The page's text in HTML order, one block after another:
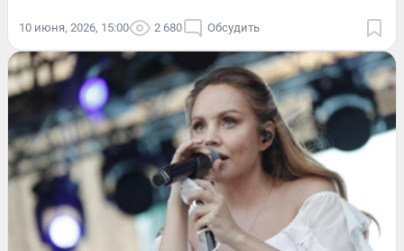
10 июня, 2026, 15:00 2 680 Обсудить